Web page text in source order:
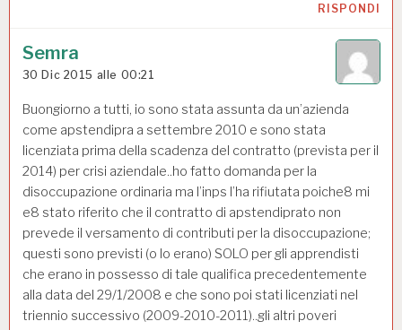
RISPONDI
Semra
30 Dic 2015 alle 00:21
Buongiorno a tutti, io sono stata assunta da un’azienda
come apstendipra a settembre 2010 e sono stata
licenziata prima della scadenza del contratto (prevista per il
2014) per crisi aziendale..ho fatto domanda per la
disoccupazione ordinaria ma l’inps l’ha rifiutata poiche8 mi
e8 stato riferito che il contratto di apstendiprato non
prevede il versamento di contributi per la disoccupazione;
questi sono previsti (o lo erano) SOLO per gli apprendisti
che erano in possesso di tale qualifica precedentemente
alla data del 29/1/2008 e che sono poi stati licenziati nel
triennio successivo (2009-2010-2011)..gli altri poveri